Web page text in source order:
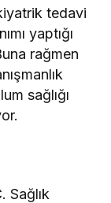
tedavi
yaptığı
rağmen
sağlığı
Sağlık